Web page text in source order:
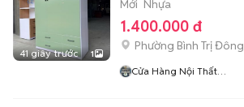
41 giây trước 1
Mới Nhựa
1.400.000 đ
Phường Bình Trị Đông
Cửa Hàng Nội Thất